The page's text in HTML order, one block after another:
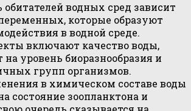
водных сред зависит
которые образуют
в водной среде.
включают качество воды,
на уровень биоразнообразия и
групп организмов.
в химическом составе воды
состояние зоопланктона и